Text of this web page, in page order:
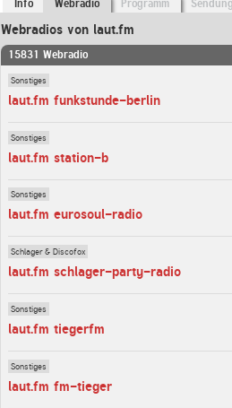
Info Webradio Programm
Webradios von laut.fm
15831 Webradio
Sonstiges
laut.fm funkstunde-berlin
Sonstiges
laut.fm station-b
Sonstiges
laut.fm eurosoul-radio
Schlager & Discofox
laut.fm schlager-party-radio
Sonstiges
laut.fm tiegerfm
Sonstiges
laut.fm fm-tieger